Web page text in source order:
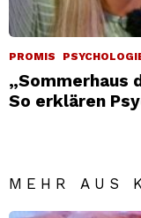
PROMIS
„Sommerhaus
So erklären
MEHR AUS